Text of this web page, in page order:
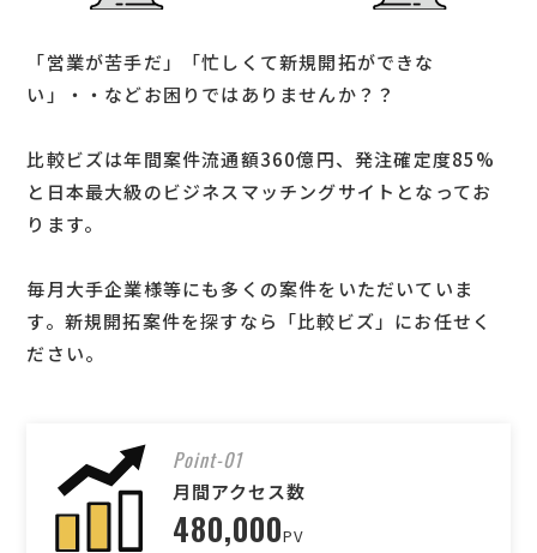
「営業が苦手だ」「忙しくて新規開拓ができな
い」・・などお困りではありませんか？？
比較ビズは年間案件流通額360億円、発注確定度85%
と日本最大級のビジネスマッチングサイトとなってお
ります。
毎月大手企業様等にも多くの案件をいただいていま
す。新規開拓案件を探すなら「比較ビズ」にお任せく
ださい。
Point-01
月間アクセス数
480,000PV